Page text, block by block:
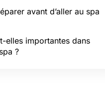
avant d’aller au spa
elles importantes dans
?